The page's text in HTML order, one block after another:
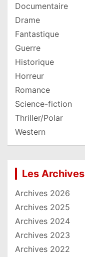
Documentaire
Drame
Fantastique
Guerre
Historique
Horreur
Romance
Science-fiction
Thriller/Polar
Western
Les Archives
Archives 2026
Archives 2025
Archives 2024
Archives 2023
Archives 2022